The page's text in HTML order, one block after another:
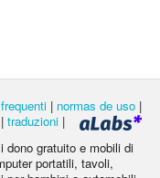
| normas de uso |
| traduzioni |
dono gratuito e mobili di
portatili, tavoli,